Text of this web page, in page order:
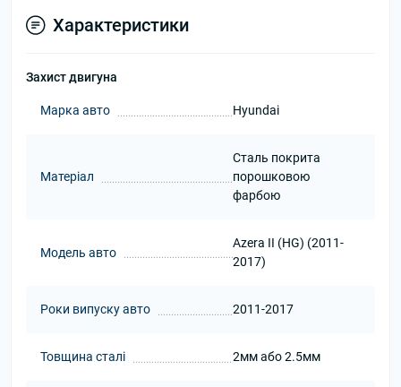
Характеристики
Захист двигуна
Марка авто Hyundai
Матеріал
Сталь покрита
порошковою
фарбою
Модель авто
Azera II (HG) (2011-
2017)
Роки випуску авто 2011-2017
Товщина сталі 2мм або 2.5мм